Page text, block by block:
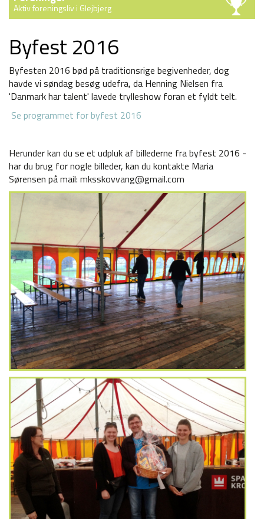
Aktiv foreningsliv i Glejbjerg
Byfest 2016
Byfesten 2016 bød på traditionsrige begivenheder, dog
havde vi søndag besøg udefra, da Henning Nielsen fra
'Danmark har talent' lavede trylleshow foran et fyldt telt.
Se programmet for byfest 2016
Herunder kan du se et udpluk af billederne fra byfest 2016 -
har du brug for nogle billeder, kan du kontakte Maria
Sørensen på mail: mksskovvang@gmail.com